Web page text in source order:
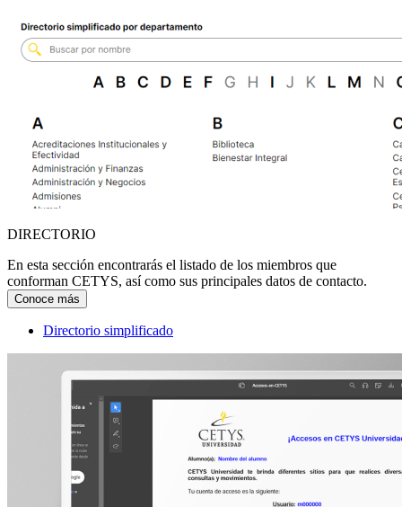
DIRECTORIO
En esta sección encontrarás el listado de los miembros que
conforman CETYS, así como sus principales datos de contacto.
Conoce más
Directorio simplificado